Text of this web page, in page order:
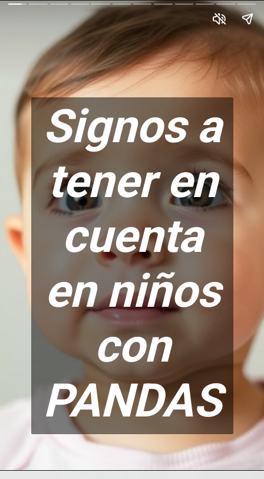
Signos a
tener en
cuenta
en niños
con
PANDAS